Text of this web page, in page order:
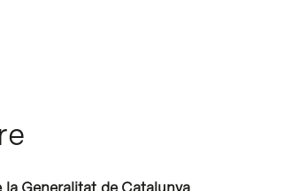
la Generalitat de Catalunya